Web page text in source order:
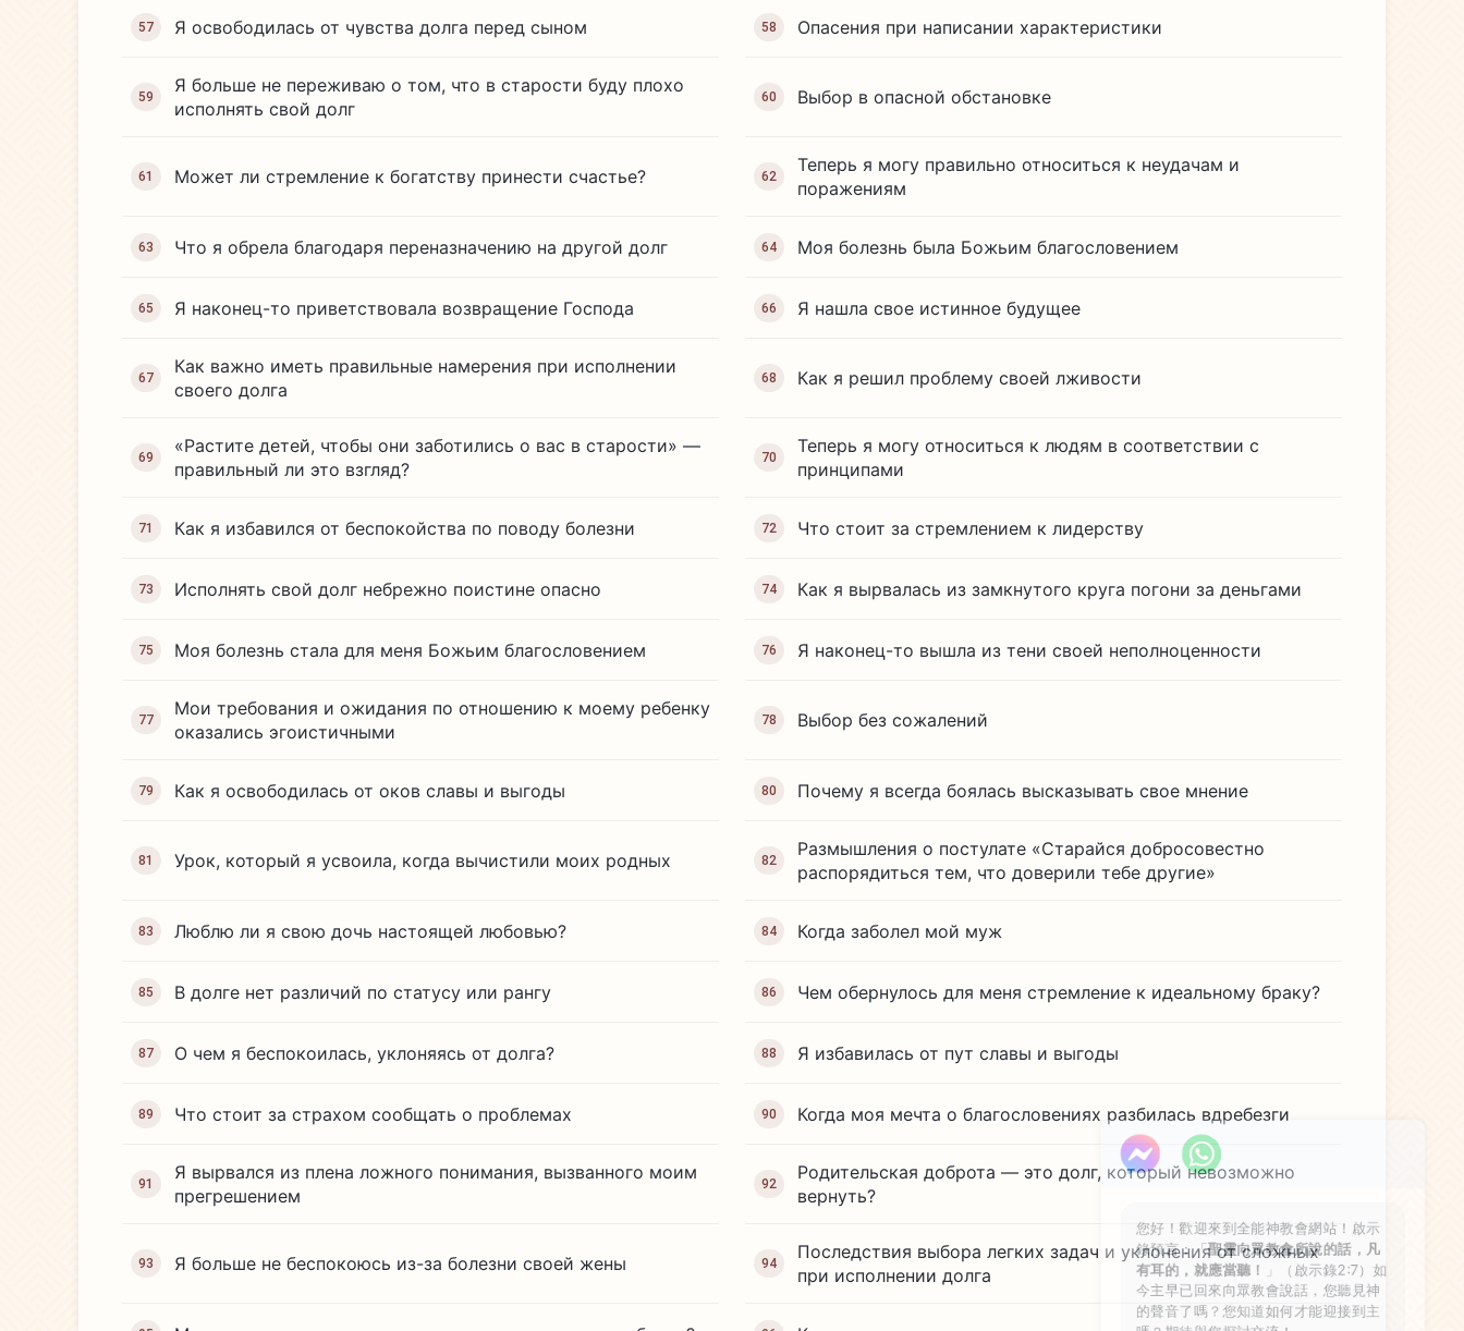
57 Я освободилась от чувства долга перед сыном 58 Опасения при написании характеристики
59
Я больше не переживаю о том, что в старости буду плохо
исполнять свой долг
60 Выбор в опасной обстановке
61 Может ли стремление к богатству принести счастье? 62
Теперь я могу правильно относиться к неудачам и
поражениям
63 Что я обрела благодаря переназначению на другой долг 64 Моя болезнь была Божьим благословением
65 Я наконец-то приветствовала возвращение Господа 66 Я нашла свое истинное будущее
67
Как важно иметь правильные намерения при исполнении
своего долга
68 Как я решил проблему своей лживости
69
«Растите детей, чтобы они заботились о вас в старости» —
правильный ли это взгляд?
70
Теперь я могу относиться к людям в соответствии с
принципами
71 Как я избавился от беспокойства по поводу болезни 72 Что стоит за стремлением к лидерству
73 Исполнять свой долг небрежно поистине опасно 74 Как я вырвалась из замкнутого круга погони за деньгами
75 Моя болезнь стала для меня Божьим благословением 76 Я наконец-то вышла из тени своей неполноценности
77
Мои требования и ожидания по отношению к моему ребенку
оказались эгоистичными
78 Выбор без сожалений
79 Как я освободилась от оков славы и выгоды 80 Почему я всегда боялась высказывать свое мнение
81 Урок, который я усвоила, когда вычистили моих родных 82
Размышления о постулате «Старайся добросовестно
распорядиться тем, что доверили тебе другие»
83 Люблю ли я свою дочь настоящей любовью? 84 Когда заболел мой муж
85 В долге нет различий по статусу или рангу 86 Чем обернулось для меня стремление к идеальному браку?
87 О чем я беспокоилась, уклоняясь от долга? 88 Я избавилась от пут славы и выгоды
89 Что стоит за страхом сообщать о проблемах 90 Когда моя мечта о благословениях разбилась вдребезги
91
Я вырвался из плена ложного понимания, вызванного моим
прегрешением
92
Родительская доброта — это долг, который невозможно
вернуть?
93 Я больше не беспокоюсь из-за болезни своей жены 94
Последствия выбора легких задач и уклонения от сложных
при исполнении долга
您好！歡迎來到全能神教會網站！啟示
有耳的，就應當聽！」（啟示錄2:7）如
今主早已回來向眾教會說話，您聽見神
的聲音了嗎？您知道如何才能迎接到主
嗎？期待與您探討交流！